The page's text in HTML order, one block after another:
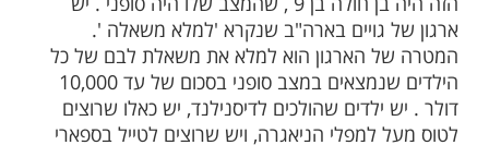
עוד תוכן חדש ומפתיע! התחברו לכל
שלנו בתהיליםבלחיצה כאן >>>​